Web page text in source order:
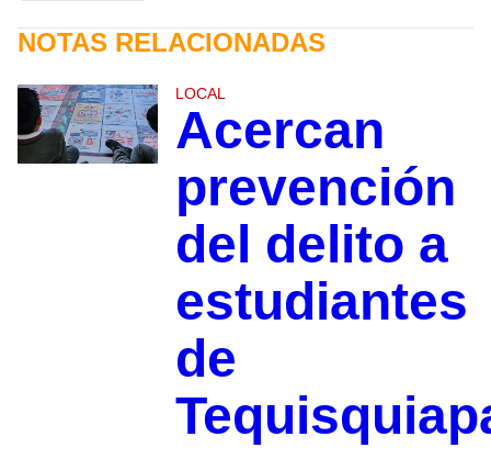
NOTAS RELACIONADAS
LOCAL
Acercan
prevención
del delito a
estudiantes
de